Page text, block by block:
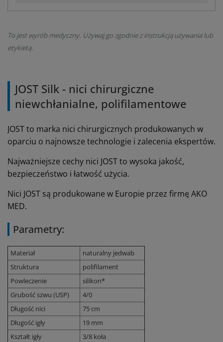
To jest wyrób medyczny. Używaj go zgodnie z instrukcją używania lub
etykietą.
JOST Silk - nici chirurgiczne
niewchłanialne, polifilamentowe
JOST to marka nici chirurgicznych produkowanych w
oparciu o najnowsze technologie i zalecenia ekspertów.
Najważniejsze cechy nici JOST to wysoka jakość,
bezpieczeństwo i łatwość użycia.
Nici JOST są produkowane w Europie przez firmę AKO
MED.
Parametry:
Materiał
naturalny jedwab
Struktura
polifilament
Powleczenie
silikon*
Grubość szwu (USP)
4/0
Długość nici
75 cm
Długość igły
19 mm
Kształt igły
3/8 koła